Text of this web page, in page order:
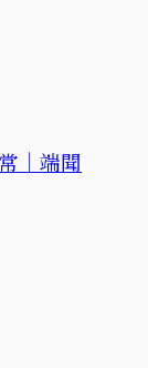
｜端聞